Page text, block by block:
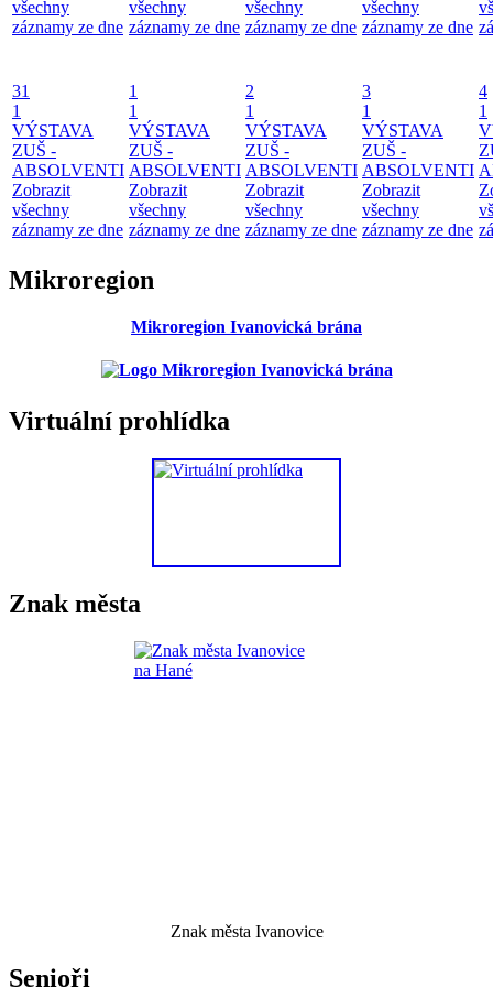
všechny
záznamy ze dne
všechny
záznamy ze dne
všechny
záznamy ze dne
všechny
záznamy ze dne
31
1
VÝSTAVA
ZUŠ -
ABSOLVENTI
Zobrazit
všechny
záznamy ze dne
1
1
VÝSTAVA
ZUŠ -
ABSOLVENTI
Zobrazit
všechny
záznamy ze dne
2
1
VÝSTAVA
ZUŠ -
ABSOLVENTI
Zobrazit
všechny
záznamy ze dne
3
1
VÝSTAVA
ZUŠ -
ABSOLVENTI
Zobrazit
všechny
záznamy ze dne
4
1
Mikroregion
Mikroregion Ivanovická brána
Virtuální prohlídka
Znak města
Znak města Ivanovice
Senioři